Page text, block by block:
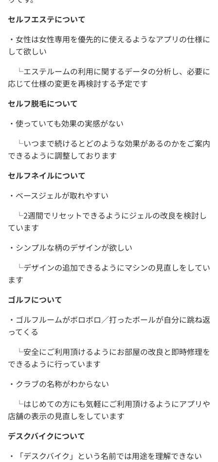
セルフエステについて
・女性は女性専用を優先的に使えるようなアプリの仕様に
して欲しい
└エステルームの利用に関するデータの分析し、必要に
応じて仕様の変更を再検討する予定です
セルフ脱毛について
・使っていても効果の実感がない
└いつまで続けるとどのような効果があるのかをご案内
できるように調整しております
セルフネイルについて
・ベースジェルが取れやすい
└2週間でリセットできるようにジェルの改良を検討し
ています
・シンプルな柄のデザインが欲しい
└デザインの追加できるようにマシンの見直しをしてい
ます
ゴルフについて
・ゴルフルームがボロボロ／打ったボールが自分に跳ね返
ってくる
└安全にご利用頂けるようにお部屋の改良と即時修理を
できるように行っています
・クラブの名称がわからない
└はじめての方にも気軽にご利用頂けるようにアプリや
店舗の表示の見直しをしています
デスクバイクについて
・「デスクバイク」という名前では用途を理解できない